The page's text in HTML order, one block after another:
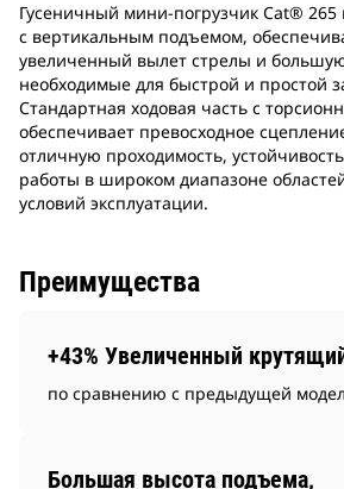
Гусеничный мини-погрузчик Cat® 265
с вертикальным подъемом,
увеличенный вылет стрелы и
необходимые для быстрой и простой
Стандартная ходовая часть c
обеспечивает превосходное
отличную проходимость,
работы в широком диапазоне
условий эксплуатации.
Преимущества
+43% Увеличенный
по сравнению с предыдущей
Большая высота подъема,